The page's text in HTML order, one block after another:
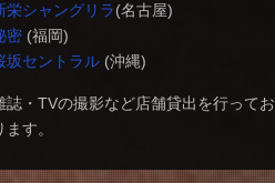
栄シャングリラ(名古屋)
密(福岡)
坂セントラル(沖縄)
誌・TVの撮影など店舗貸出を行ってお
ます。